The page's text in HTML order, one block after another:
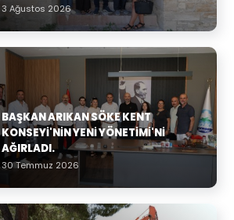
3 Ağustos 2026
BAŞKAN ARIKAN SÖKE KENT
KONSEYI'NIN YENI YÖNETIMI'NI
AĞIRLADI.
30 Temmuz 2026